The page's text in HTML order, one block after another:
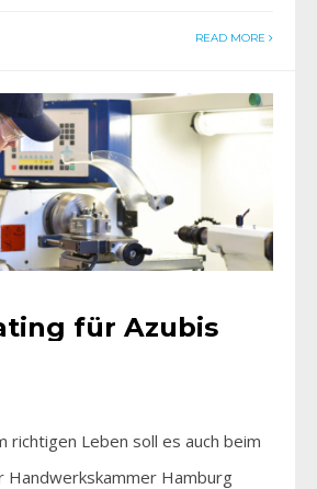
READ MORE
für Azubis
richtigen Leben soll es auch beim
Handwerkskammer Hamburg